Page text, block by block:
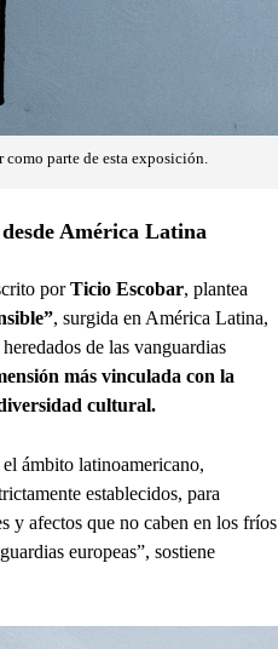
como parte de esta exposición.
América Latina
porTicio Escobar, plantea
, surgida en América Latina,
de las vanguardias
más vinculada con la
cultural.
ámbito latinoamericano,
establecidos, para
y afectos que no caben en los fríos
europeas”, sostiene